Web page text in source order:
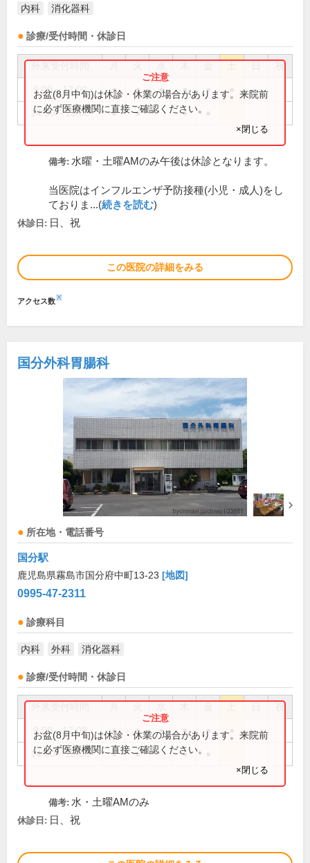
内科 消化器科
診療/受付時間・休診日
祝
9:00～13:00 ● ● ● ● ●
14:00～18:00 ● ● ●
お盆(8月中旬)は休診・休業の場合があります。来院前
に必ず医療機関に直接ご確認ください。
×閉じる
備考: 水曜・土曜AMのみ午後は休診となります。
当医院はインフルエンザ予防接種(小児・成人)をし
ておりま...(続きを読む)
休診日: 日、祝
この医院の詳細をみる
アクセス数※
国分外科胃腸科
所在地・電話番号
国分駅
鹿児島県霧島市国分府中町13-23 [地図]
0995-47-2311
診療科目
内科 外科 消化器科
診療/受付時間・休診日
祝
9:00～12:00 ● ● ● ● ●
14:00～18:00 ● ● ●
お盆(8月中旬)は休診・休業の場合があります。来院前
に必ず医療機関に直接ご確認ください。
×閉じる
備考: 水・土曜AMのみ
休診日: 日、祝